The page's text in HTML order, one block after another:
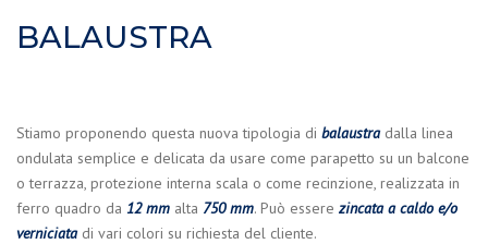
BALAUSTRA
Stiamo proponendo questa nuova tipologia di balaustradalla linea
ondulata semplice e delicata da usare come parapetto su un balcone
o terrazza, protezione interna scala o come recinzione, realizzata in
ferro quadro da 12 mm alta 750 mm. Può essere zincata a caldo e/o
verniciatadi vari colori su richiesta del cliente.